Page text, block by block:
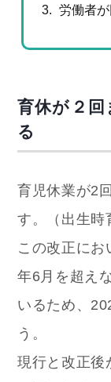
労働者
育休が２回
る
育児休業が2
す。（出生時
この改正にお
年6月を超え
いるため、
う。
現行と改正後